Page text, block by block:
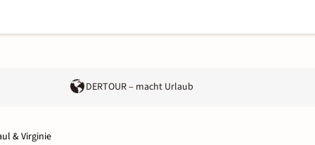
DERTOUR – macht Urlaub
& Virginie